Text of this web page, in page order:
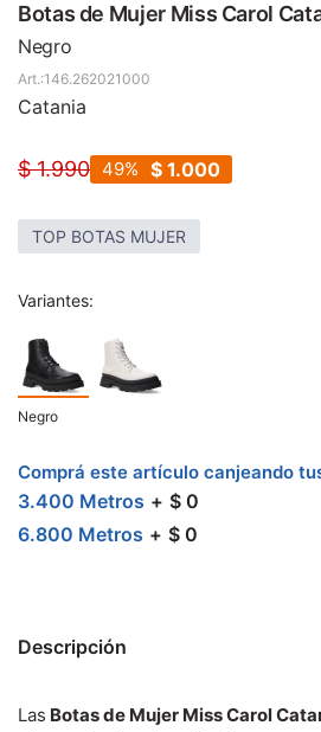
Botas de Mujer Miss Carol
Negro
146.262021000
Catania
$ 1.990 $ 1.000
49
TOP BOTAS MUJER
Variantes:
Negro
Comprá este artículo canjeando
3.400 Metros $ 0
6.800 Metros $ 0
Descripción
Las Botas de Mujer Miss Carol